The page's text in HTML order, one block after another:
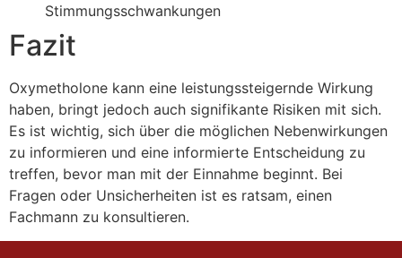
Stimmungsschwankungen
Fazit
Oxymetholone kann eine leistungssteigernde Wirkung
haben, bringt jedoch auch signifikante Risiken mit sich.
Es ist wichtig, sich über die möglichen Nebenwirkungen
zu informieren und eine informierte Entscheidung zu
treffen, bevor man mit der Einnahme beginnt. Bei
Fragen oder Unsicherheiten ist es ratsam, einen
Fachmann zu konsultieren.